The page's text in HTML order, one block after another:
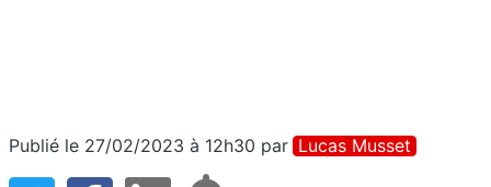
Publié le 27/02/2023 à 12h30 par Lucas Musset